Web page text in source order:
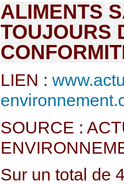
ALIMENTS
TOUJOURS
LIEN :
SOURCE :
Sur un total de